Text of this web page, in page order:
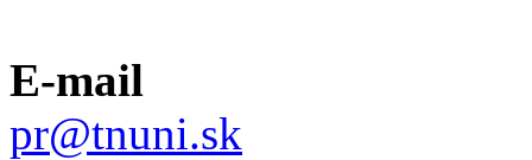
E-mail
pr@tnuni.sk